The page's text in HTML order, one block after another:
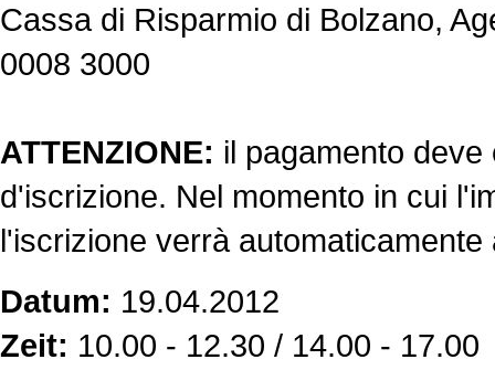
Cassa di Risparmio di Bolzano,
0008 3000
ATTENZIONE: il pagamento
d'iscrizione. Nel momento in cui
l'iscrizione verrà automaticamente
Datum: 19.04.2012
Zeit: 10.00 - 12.30 / 14.00 - 17.00